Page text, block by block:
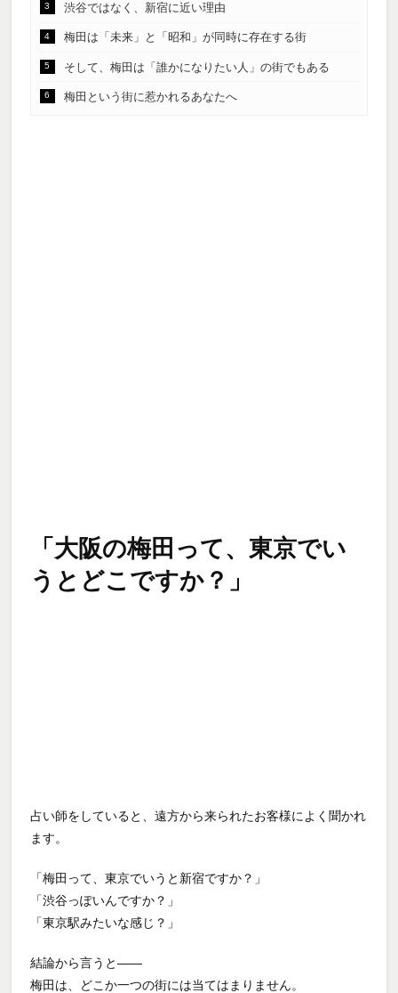
渋谷ではなく、新宿に近い理由
梅田は「未来」と「昭和」が同時に存在する街
そして、梅田は「誰かになりたい人」の街でもある
梅田という街に惹かれるあなたへ
「大阪の梅田って、東京でい
うとどこですか？」
占い師をしていると、遠方から来られたお客様によく聞かれ
ます。
「梅田って、東京でいうと新宿ですか？」
「渋谷っぽいんですか？」
「東京駅みたいな感じ？」
結論から言うと――
梅田は、どこか一つの街には当てはまりません。